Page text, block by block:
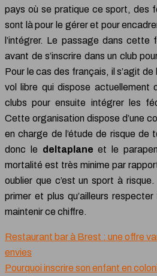
pays où se pratique ce sport, des
sont là pour le gérer et pour
l’intégrer. Le passage dans cette
avant de s’inscrire dans un club
Pour le cas des français, il s’agit
vol libre qui dispose
clubs pour ensuite intégrer les
Cette organisation dispose d’une
en charge de l’étude de risque de
donc le deltaplane et le
mortalité est très minime par
oublier que c’est un sport à
primer et plus qu’ailleurs
maintenir ce chiffre.
Restaurant bar à Brest : une offre
envies
Pourquoi inscrire son enfant en